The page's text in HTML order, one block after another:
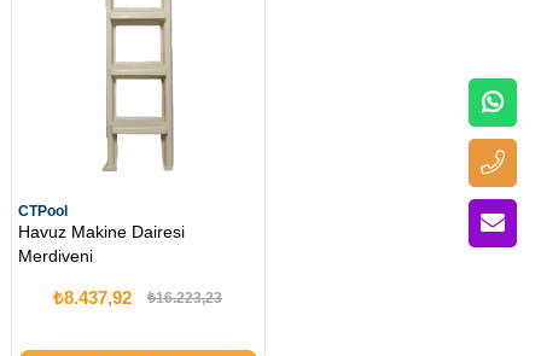
CTPool
Havuz Makine Dairesi
Merdiveni
₺8.437,92 ₺16.223,23